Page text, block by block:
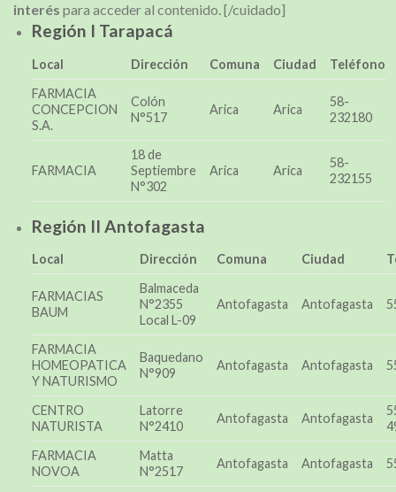
interés para acceder al contenido. [/cuidado]
Región I Tarapacá
Local Dirección Comuna Ciudad
Teléfono
FARMACIA
CONCEPCION
S.A.
Colón
N°517
Arica Arica
58-
232180
FARMACIA
18 de
Septiembre
N°302
Arica Arica
58-
232155
Región II Antofagasta
Local Dirección Comuna Ciudad
FARMACIAS
BAUM
Balmaceda
N°2355
Local L-09
Antofagasta Antofagasta
FARMACIA
HOMEOPATICA
Y NATURISMO
Baquedano
N°909
Antofagasta Antofagasta
CENTRO
NATURISTA
Latorre
N°2410
Antofagasta Antofagasta
FARMACIA
NOVOA
Matta
N°2517
Antofagasta Antofagasta